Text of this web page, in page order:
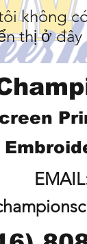
không
thị ở đây